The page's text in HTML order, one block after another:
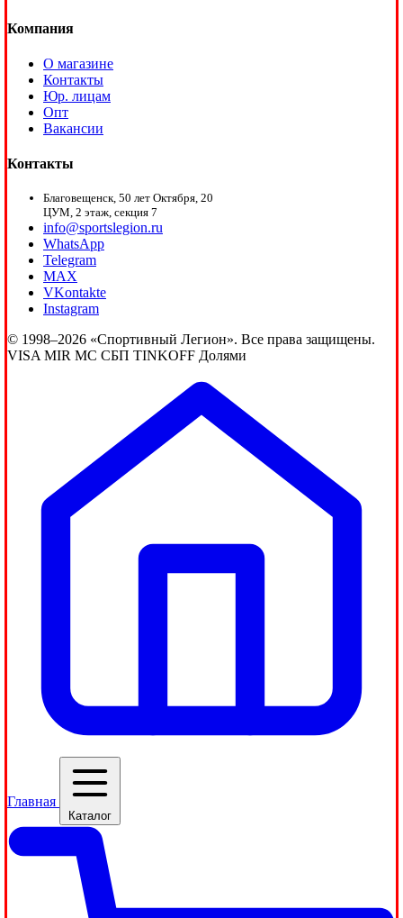
Компания
О магазине
Контакты
Юр. лицам
Опт
Вакансии
Контакты
Благовещенск, 50 лет Октября, 20
ЦУМ, 2 этаж, секция 7
info@sportslegion.ru
WhatsApp
Telegram
MAX
VKontakte
Instagram
© 1998–2026 «Спортивный Легион». Все права защищены.
VISA MIR MC СБП TINKOFF Долями
Главная
Каталог